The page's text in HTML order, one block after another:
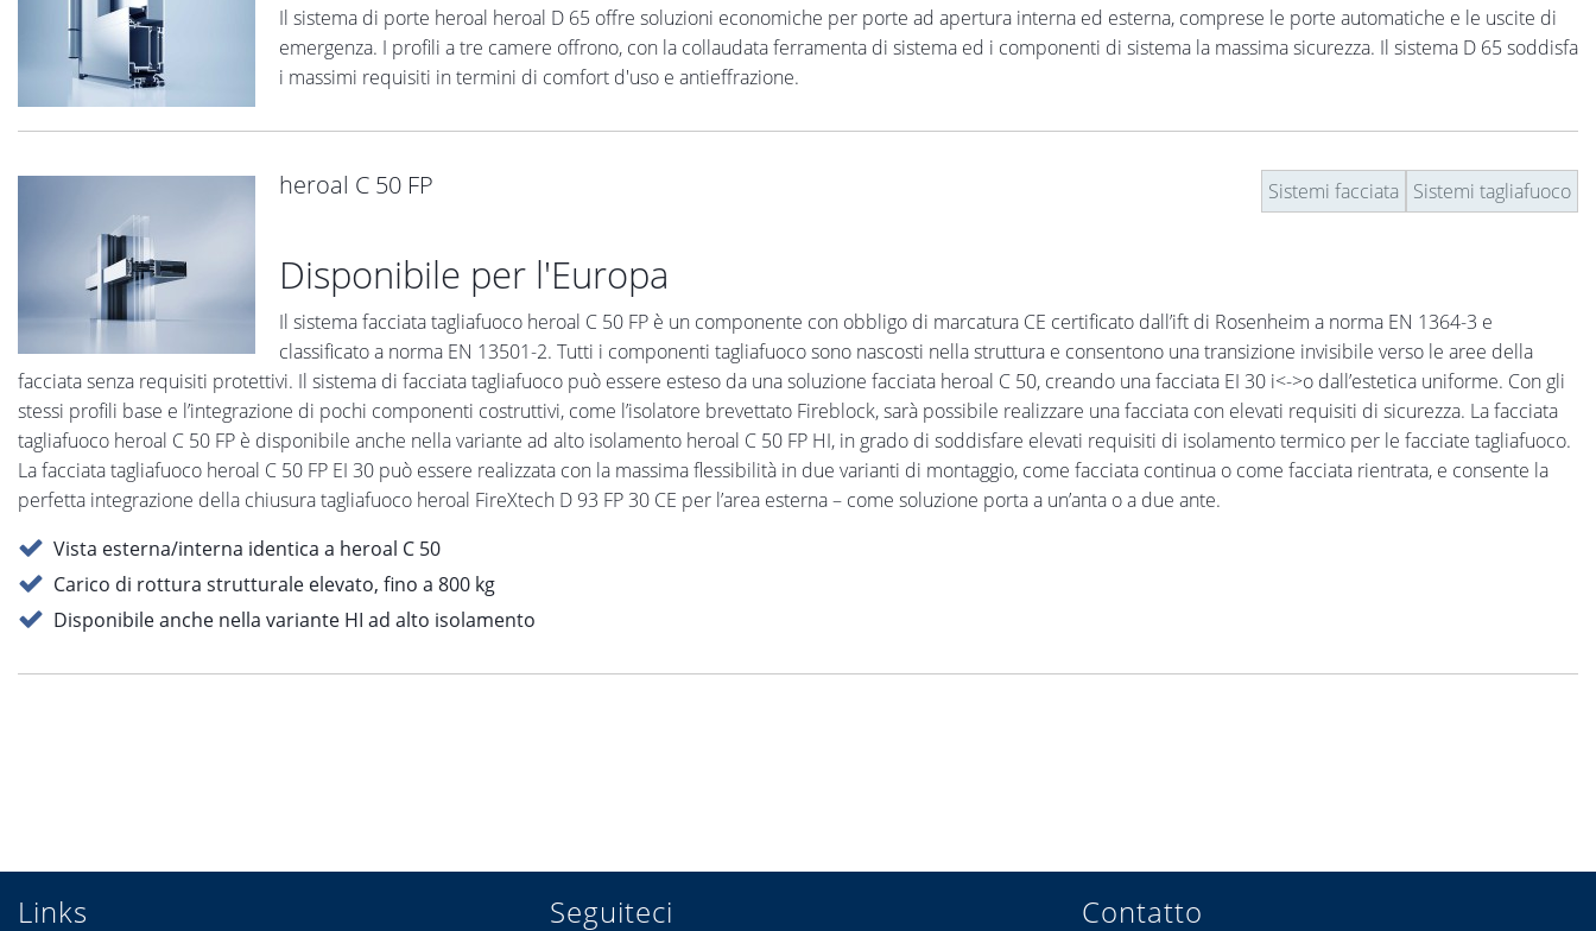
Il sistema di porte heroal heroal D 65 offre soluzioni economiche per porte ad apertura interna ed esterna, comprese le porte automatiche e le uscite di
emergenza. I profili a tre camere offrono, con la collaudata ferramenta di sistema ed i componenti di sistema la massima sicurezza. Il sistema D 65 soddisfa
i massimi requisiti in termini di comfort d'uso e antieffrazione.
heroal C 50 FP Sistemi facciata Sistemi tagliafuoco
Disponibile per l'Europa
Il sistema facciata tagliafuoco heroal C 50 FP è un componente con obbligo di marcatura CE certificato dall’ift di Rosenheim a norma EN 1364-3 e
classificato a norma EN 13501-2. Tutti i componenti tagliafuoco sono nascosti nella struttura e consentono una transizione invisibile verso le aree della
facciata senza requisiti protettivi. Il sistema di facciata tagliafuoco può essere esteso da una soluzione facciata heroal C 50, creando una facciata EI 30 i<->o dall’estetica uniforme. Con gli
stessi profili base e l’integrazione di pochi componenti costruttivi, come l’isolatore brevettato Fireblock, sarà possibile realizzare una facciata con elevati requisiti di sicurezza. La facciata
tagliafuoco heroal C 50 FP è disponibile anche nella variante ad alto isolamento heroal C 50 FP HI, in grado di soddisfare elevati requisiti di isolamento termico per le facciate tagliafuoco.
La facciata tagliafuoco heroal C 50 FP EI 30 può essere realizzata con la massima flessibilità in due varianti di montaggio, come facciata continua o come facciata rientrata, e consente la
perfetta integrazione della chiusura tagliafuoco heroal FireXtech D 93 FP 30 CE per l’area esterna – come soluzione porta a un’anta o a due ante.
Vista esterna/interna identica a heroal C 50
Carico di rottura strutturale elevato, fino a 800 kg
Disponibile anche nella variante HI ad alto isolamento
Links Seguiteci Contatto